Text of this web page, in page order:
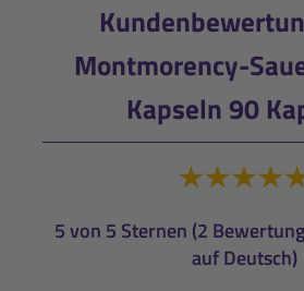
Montmorency-
Kapseln 90
5 von 5 Sternen (2
auf Deutsch)